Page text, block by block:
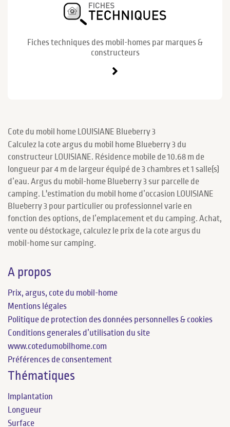
Fiches techniques des mobil-homes par marques &
constructeurs
Cote du mobil home LOUISIANE Blueberry 3
Calculez la cote argus du mobil home Blueberry 3 du
constructeur LOUISIANE. Résidence mobile de 10.68 m de
longueur par 4 m de largeur équipé de 3 chambres et 1 salle(s)
d’eau. Argus du mobil-home Blueberry 3 sur parcelle de
camping. L'estimation du mobil home d’occasion LOUISIANE
Blueberry 3 pour particulier ou professionnel varie en
fonction des options, de l’emplacement et du camping. Achat,
vente ou déstockage, calculez le prix de la cote argus du
mobil-home sur camping.
A propos
Prix, argus, cote du mobil-home
Mentions légales
Politique de protection des données personnelles & cookies
Conditions generales d’utilisation du site
www.cotedumobilhome.com
Préférences de consentement
Thématiques
Implantation
Longueur
Surface